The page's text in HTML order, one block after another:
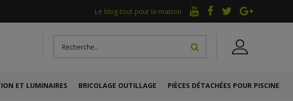
Le blog tout pour la maison
ET LUMINAIRES BRICOLAGE OUTILLAGE PIÈCES DÉTACHÉES POUR PISCINE